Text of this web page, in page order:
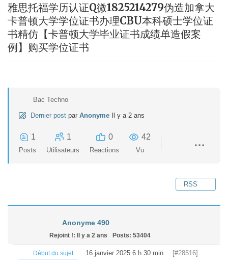
雅思托福学历认证Q微1825214279伪造加拿大
卡普顿大学学位证书办理CBU本科硕士学位证
书精仿【卡普顿大学毕业证书成绩单造假案
例】购买学位证书
Bac Techno
Dernier post par Anonyme Il y a 2 ans
1
Posts
1
Utilisateurs
0
Reactions
42
Vu
RSS
Anonyme 490
Rejoint !: Il y a 2 ans Posts: 53404
Début du sujet 16 janvier 2025 6 h 30 min [#28516]